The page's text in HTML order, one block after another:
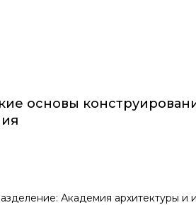
основы
Академия архитектуры и